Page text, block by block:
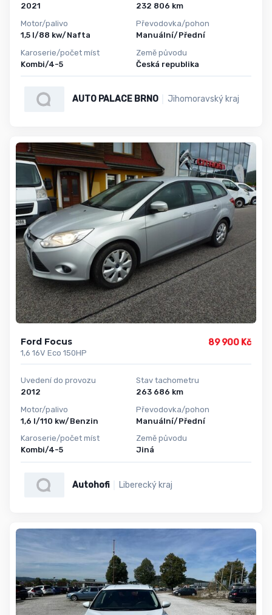
2021
Motor/palivo
1,5 l/88 kw/Nafta
Karoserie/počet míst
Kombi/4-5
232 806 km
Převodovka/pohon
Manuální/Přední
Země původu
Česká republika
AUTO PALACE BRNO Jihomoravský kraj
Ford Focus
1,6 16V Eco 150HP
89 900 Kč
Uvedení do provozu
2012
Motor/palivo
1,6 l/110 kw/Benzin
Karoserie/počet míst
Kombi/4-5
Stav tachometru
263 686 km
Převodovka/pohon
Manuální/Přední
Země původu
Jiná
Autohofi Liberecký kraj